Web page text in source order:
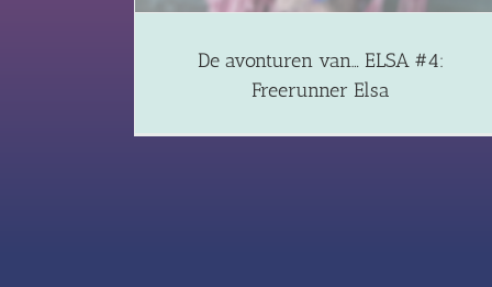
De avonturen van… ELSA #4:
Freerunner Elsa